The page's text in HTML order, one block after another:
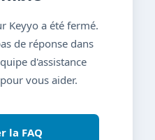
Keyyo a été fermé.
de réponse dans
d'assistance
vous aider.
la FAQ